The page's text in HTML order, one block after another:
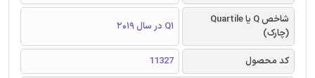
شاخص Q یا Quartile
(چارک)
Q1 در سال 2019
کد محصول
11327